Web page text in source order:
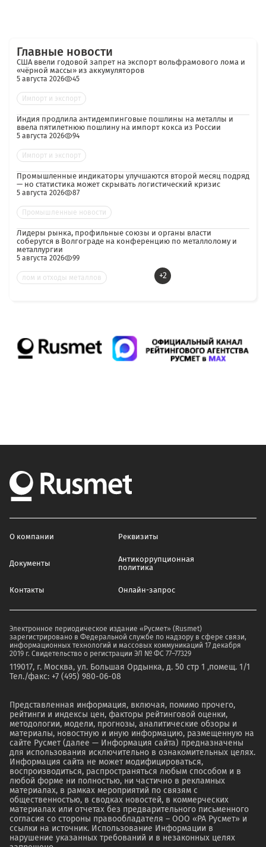
Главные новости
США ввели годовой запрет на экспорт вольфрамового лома и
«чёрной массы» из аккумуляторов
5 августа 2026 45
Импорт и экспорт
Индия продлила антидемпинговые пошлины на металлы и
ввела пятилетнюю пошлину на импорт кокса из России
5 августа 2026 94
Импорт и экспорт
Промышленные индикаторы улучшаются второй месяц подряд
— но статистика может скрывать логистический кризис
5 августа 2026 87
Промышленные новости
Лидеры рынка, профильные союзы и органы власти
соберутся в Волгограде на конференцию по металлолому и
металлургии
5 августа 2026 99
лом и отходы металлов +2
О компании Реквизиты
Документы
Антикоррупционная
политика
Контакты Онлайн-запрос
Электронное периодическое издание «Русмет» (Rusmet)
зарегистрировано в Федеральной службе по надзору в сфере связи,
информационных технологий и массовых коммуникаций 17 декабря
2019 г. Свидетельство о регистрации ЭЛ № ФС 77–77329
119017, г. Москва, ул. Большая Ордынка, д. 50 стр 1 ,помещ. 1/1
Тел./факс: +7 (495) 980-06-08
Представленная информация, включая, помимо прочего,
рейтинги и индексы цен, факторы рейтинговой оценки,
методологии, модели, прогнозы, аналитические обзоры и
материалы, новостную и иную информацию, размещенную на
сайте Русмет (далее — Информация сайта) предназначены
для использования исключительно в ознакомительных целях.
Информация сайта не может модифицироваться,
воспроизводиться, распространяться любым способом и в
любой форме ни полностью, ни частично в рекламных
материалах, в рамках мероприятий по связям с
общественностью, в сводках новостей, в коммерческих
материалах или отчетах без предварительного письменного
согласия со стороны правообладателя – ООО «РА Русмет» и
ссылки на источник. Использование Информации в
нарушение указанных требований и в незаконных целях